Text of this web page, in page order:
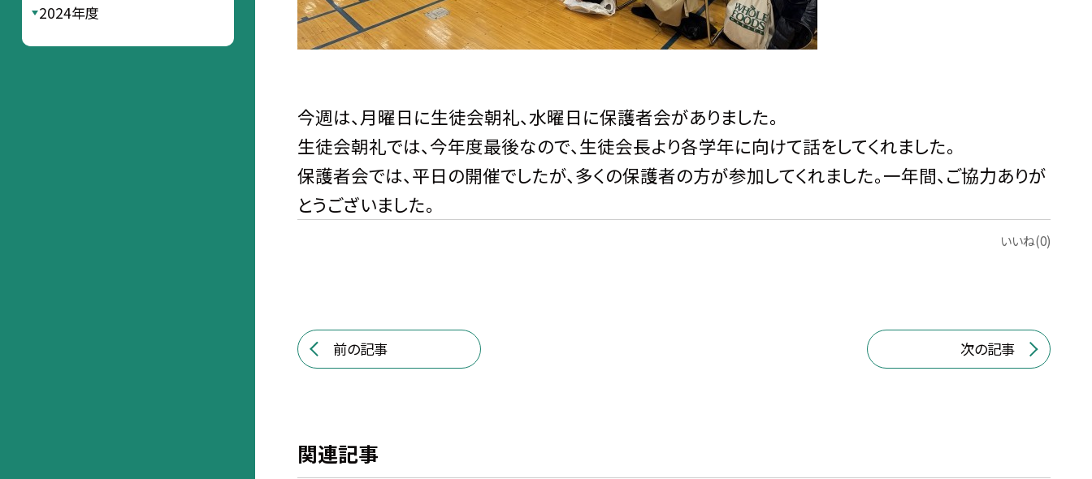
今週は、月曜日に生徒会朝礼、水曜日に保護者会がありました。
生徒会朝礼では、今年度最後なので、生徒会長より各学年に向けて話をしてくれました。
保護者会では、平日の開催でしたが、多くの保護者の方が参加してくれました。一年間、ご協力ありが
とうございました。
いいね(0)
前の記事 次の記事
関連記事
2024年度